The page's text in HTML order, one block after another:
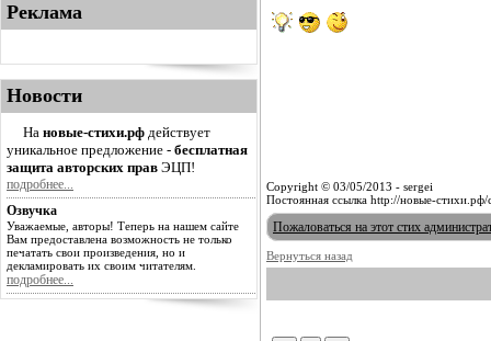
Реклама
Новости
На новые-стихи.рф действует
уникальное предложение - бесплатная
защита авторских прав ЭЦП!
подробнее...
Озвучка
Уважаемые, авторы! Теперь на нашем сайте
Вам предоставлена возможность не только
печатать свои произведения, но и
декламировать их своим читателям.
подробнее...
Copyright © 03/05/2013 - sergei
Постоянная ссылка http://новые-стихи.рф/
Пожаловаться на этот стих
Вернуться назад